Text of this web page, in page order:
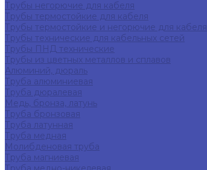
Трубы негорючие для кабеля
Трубы термостойкие для кабеля
Трубы термостойкие и негорючие для кабеля
Трубы технические для кабельных сетей
Трубы ПНД технические
Трубы из цветных металлов и сплавов
Алюминий, дюраль
Труба алюминиевая
Труба дюралевая
Медь, бронза, латунь
Труба бронзовая
Труба латунная
Труба медная
Молибденовая труба
Труба магниевая